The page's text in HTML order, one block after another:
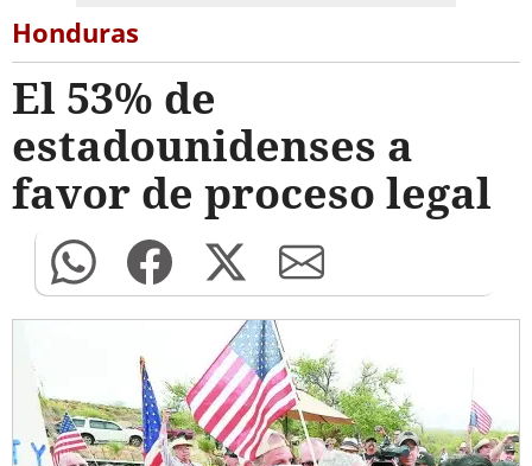
Honduras
El 53% de
estadounidenses a
favor de proceso legal